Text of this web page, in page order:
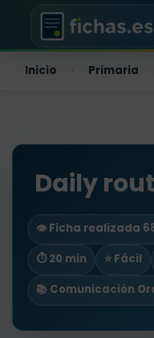
Inicio Primaria
Daily
👁️ Ficha realizada
⏱ 20 min
⭐ Fácil
📚 Comunicación